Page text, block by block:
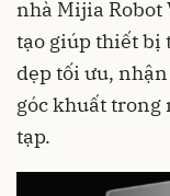
nhà Mijia Robot
tạo giúp thiết bị
dẹp tối ưu,
góc khuất trong
tạp.